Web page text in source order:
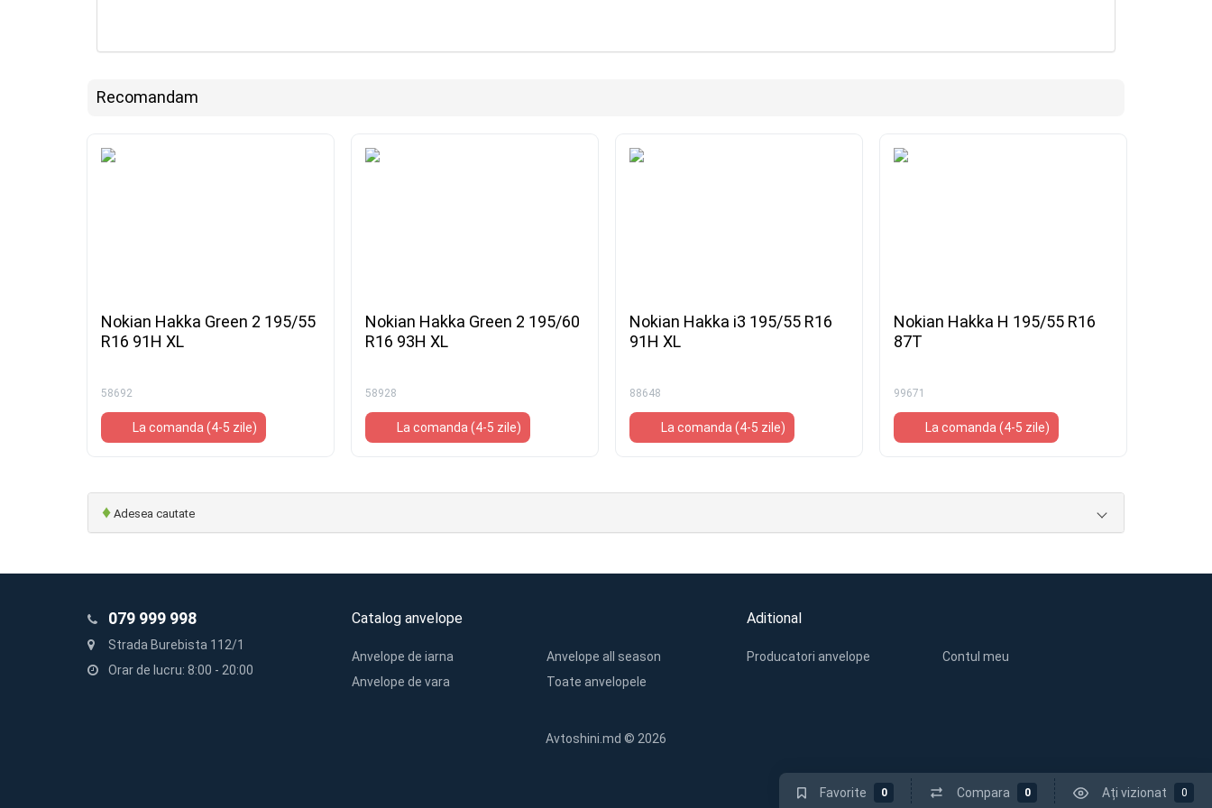
Favorite 0 Compara 0 Ați vizionat 0
Recomandam
Nokian Hakka Green 2 195/55
R16 91H XL
58692
La comanda (4-5 zile)
Nokian Hakka Green 2 195/60
R16 93H XL
58928
La comanda (4-5 zile)
Nokian Hakka i3 195/55 R16
91H XL
88648
La comanda (4-5 zile)
Nokian Hakka H 195/55 R16
87T
99671
La comanda (4-5 zile)
♦ Adesea cautate
079 999 998
Strada Burebista 112/1
Orar de lucru: 8:00 - 20:00
Catalog anvelope
Anvelope de iarna
Anvelope de vara
Anvelope all season
Toate anvelopele
Aditional
Producatori anvelope Contul meu
Avtoshini.md © 2026